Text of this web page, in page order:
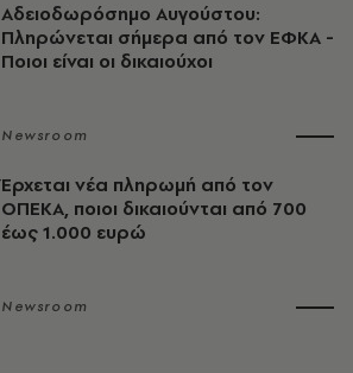
Αδειοδωρόσημο Αυγούστου:
Πληρώνεται σήμερα από τον ΕΦΚΑ -
Ποιοι είναι οι δικαιούχοι
Newsroom
Έρχεται νέα πληρωμή από τον
ΟΠΕΚΑ, ποιοι δικαιούνται από 700
έως 1.000 ευρώ
Newsroom